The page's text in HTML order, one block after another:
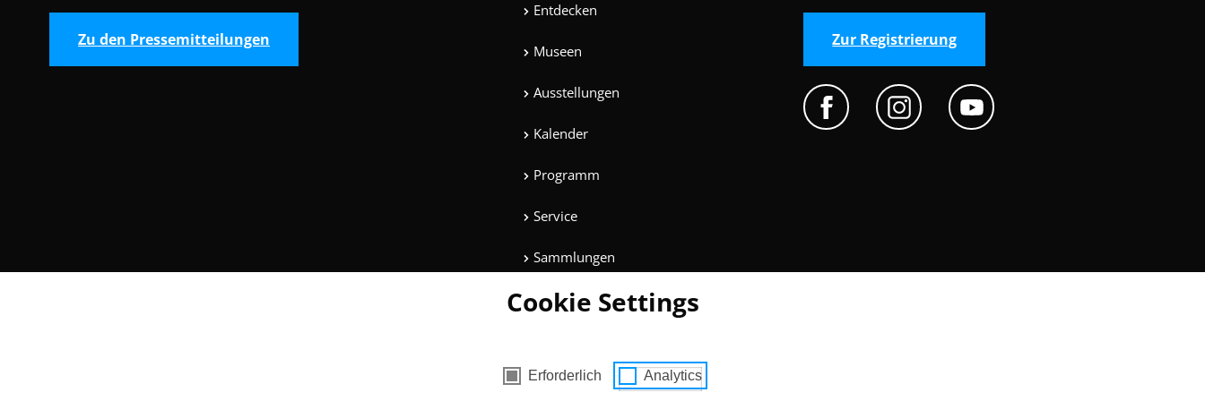
Zu den Pressemitteilungen
Entdecken
Museen
Ausstellungen
Kalender
Programm
Service
Sammlungen
Magazine
Unterhaltung
Zur Registrierung
Cookie Settings
Consent Selection | Auswahl der Cookies mit Zustimmung
Erforderlich Analytics